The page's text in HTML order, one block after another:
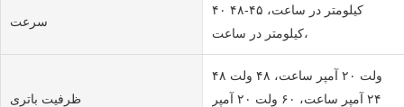
سرعت
۴۰ کیلومتر در ساعت، ۴۵-۴۸
کیلومتر در ساعت،
ظرفیت باتری
۴۸ ولت ۲۰ آمپر ساعت، ۴۸ ولت
۲۴ آمپر ساعت، ۶۰ ولت ۲۰ آمپر